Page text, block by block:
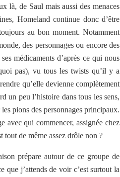
là, de Saul mais aussi des menaces
Homeland continue donc d’être
au bon moment. Notamment
des personnages ou encore des
médicaments d’après ce qui nous
pas), vu tous les twists qu’il y a
qu’elle devienne complètement
un peu l’histoire dans tous les sens,
pions des personnages principaux.
avec qui commencer, assignée chez
tout de même assez drôle non ?
prépare autour de ce groupe de
que j’attends de voir c’est surtout la